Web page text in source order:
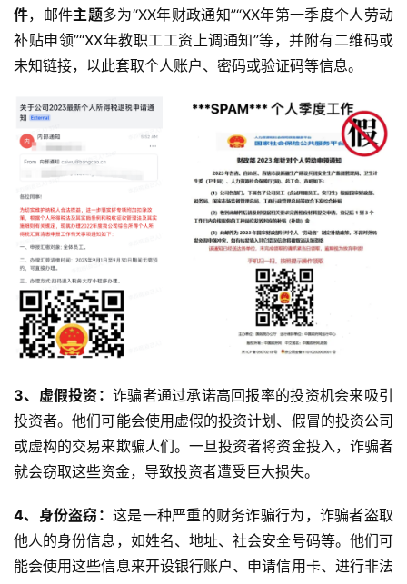
件，邮件主题多为“XX年财政通知”“XX年第一季度个人劳动
补贴申领”“XX年教职工工资上调通知”等，并附有二维码或
未知链接，以此套取个人账户、密码或验证码等信息。
3、虚假投资： 诈骗者通过承诺高回报率的投资机会来吸引
投资者。他们可能会使用虚假的投资计划、假冒的投资公司
或虚构的交易来欺骗人们。一旦投资者将资金投入，诈骗者
就会窃取这些资金，导致投资者遭受巨大损失。
4、身份盗窃： 这是一种严重的财务诈骗行为，诈骗者盗取
他人的身份信息，如姓名、地址、社会安全号码等。他们可
能会使用这些信息来开设银行账户、申请信用卡、进行非法